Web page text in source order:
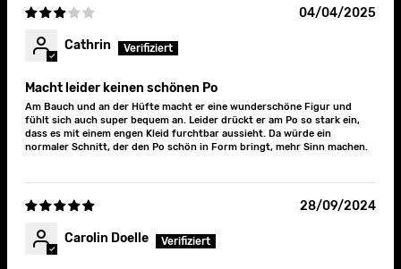
04/04/2025
Cathrin
Macht leider keinen schönen Po
Am Bauch und an der Hüfte macht er eine wunderschöne Figur und
fühlt sich auch super bequem an. Leider drückt er am Po so stark ein,
dass es mit einem engen Kleid furchtbar aussieht. Da würde ein
normaler Schnitt, der den Po schön in Form bringt, mehr Sinn machen.
28/09/2024
Carolin Doelle